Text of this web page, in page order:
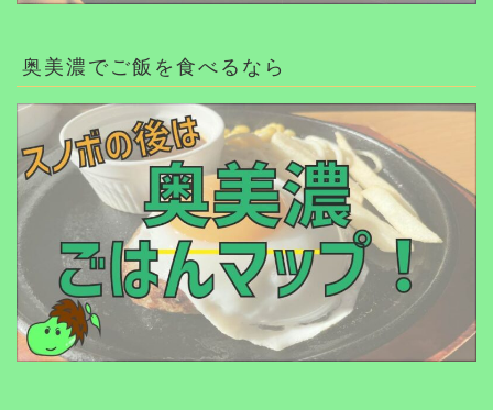
奥美濃でご飯を食べるなら